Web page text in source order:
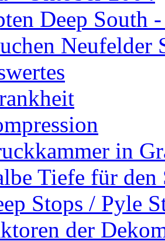
Deep South
Neufelder
in
Tiefe für den
Stops / Pyle
der